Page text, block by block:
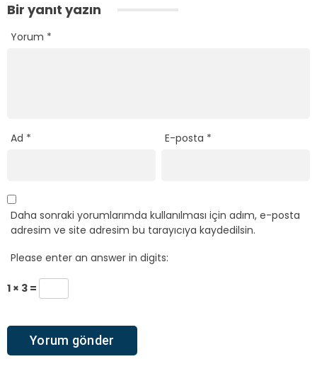
Bir yanıt yazın
Yorum *
Ad * E-posta *
Daha sonraki yorumlarımda kullanılması için adım, e-posta
adresim ve site adresim bu tarayıcıya kaydedilsin.
Please enter an answer in digits:
1 × 3 =